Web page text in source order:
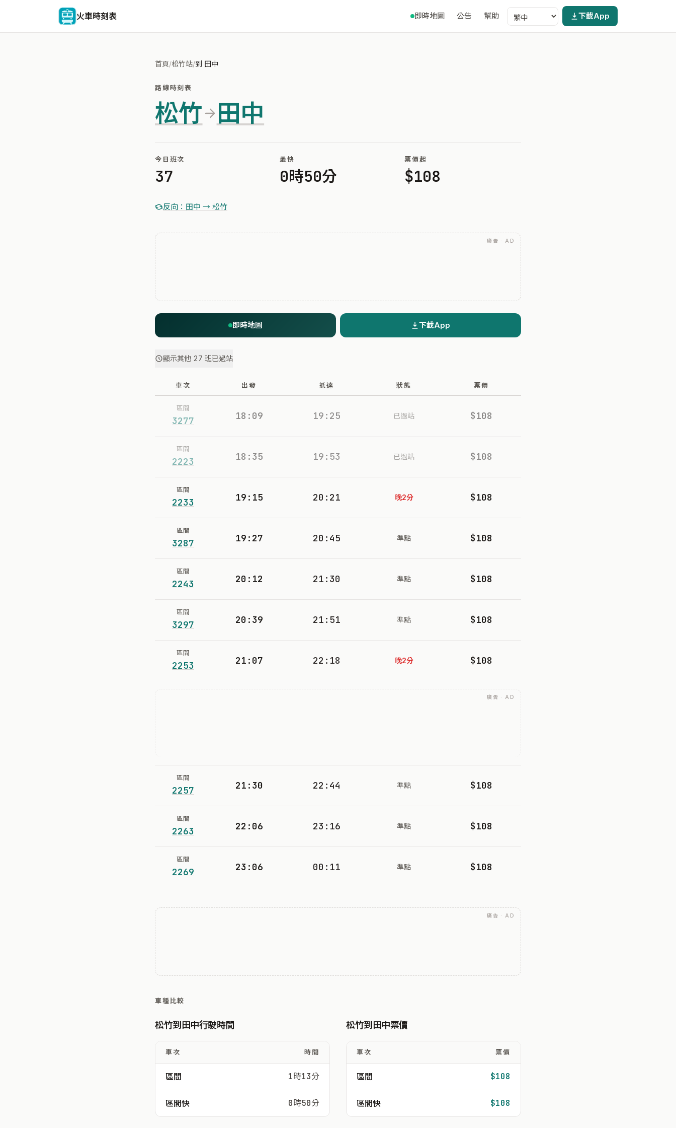
火車時刻表 即時地圖 公告 幫助 下載App
首頁/松竹站/到 田中
路線時刻表
松竹 田中
今日班次
37
最快
0時50分
票價起
$108
反向：田中 → 松竹
廣告 · AD
即時地圖 下載App
顯示其他 27 班已過站
車次 出發 抵達 狀態 票價
區間
3277 18:09 19:25 已過站 $108
區間
2223 18:35 19:53 已過站 $108
區間
2233 19:15 20:21 晚2分 $108
區間
3287 19:27 20:45 準點 $108
區間
2243 20:12 21:30 準點 $108
區間
3297 20:39 21:51 準點 $108
區間
2253 21:07 22:18 晚2分 $108
廣告 · AD
區間
2257 21:30 22:44 準點 $108
區間
2263 22:06 23:16 準點 $108
區間
2269 23:06 00:11 準點 $108
廣告 · AD
車種比較
松竹到田中行駛時間
車次 時間
區間 1時13分
區間快 0時50分
松竹到田中票價
車次 票價
區間 $108
區間快 $108